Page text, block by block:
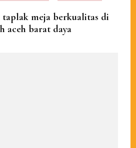
meja berkualitas di
aceh barat daya